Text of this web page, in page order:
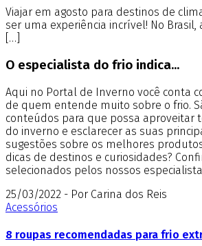
Viajar em agosto para destinos de
ser uma experiência incrível! No Brasil,
[…]
O especialista do frio indica...
Aqui no Portal de Inverno você conta
de quem entende muito sobre o frio.
conteúdos para que possa aproveitar
do inverno e esclarecer as suas
sugestões sobre os melhores
dicas de destinos e curiosidades?
selecionados pelos nossos
25/03/2022 - Por Carina dos Reis
Acessórios
8 roupas recomendadas para frio